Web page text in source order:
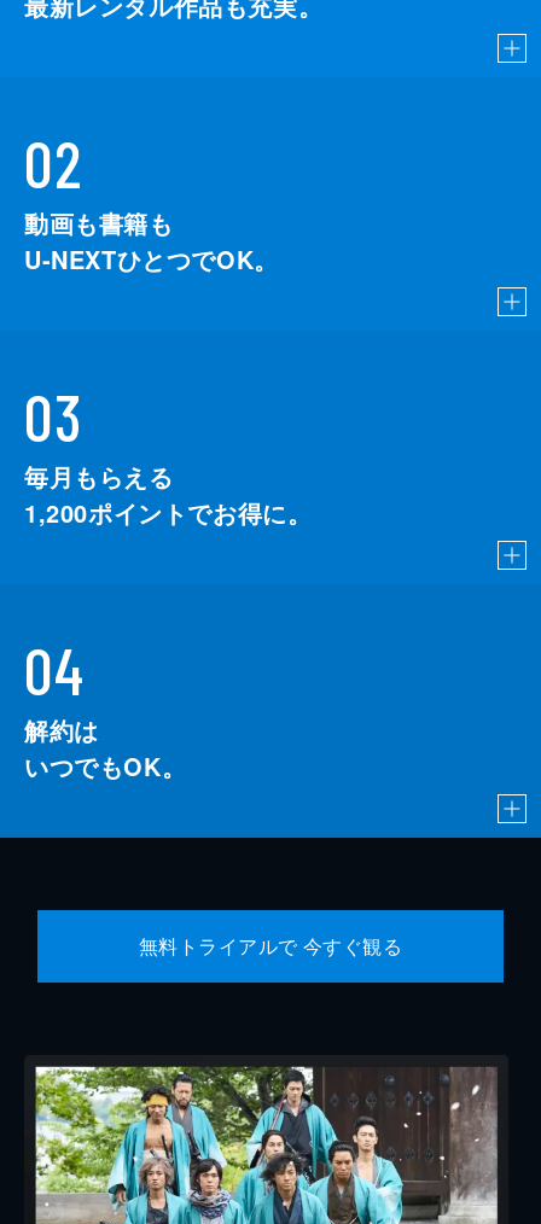
02
動画も書籍も
U-NEXTひとつでOK。
03
毎月もらえる
1,200ポイントでお得に。
04
解約は
いつでもOK。
無料トライアルで 今すぐ観る